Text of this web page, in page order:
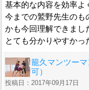
基本的な内容を効率よ
今までの鷲野先生のも
かも今回理解できまし
とても分かりやすかっ
籠久マンツー
可）
投稿日：2017年09月17日